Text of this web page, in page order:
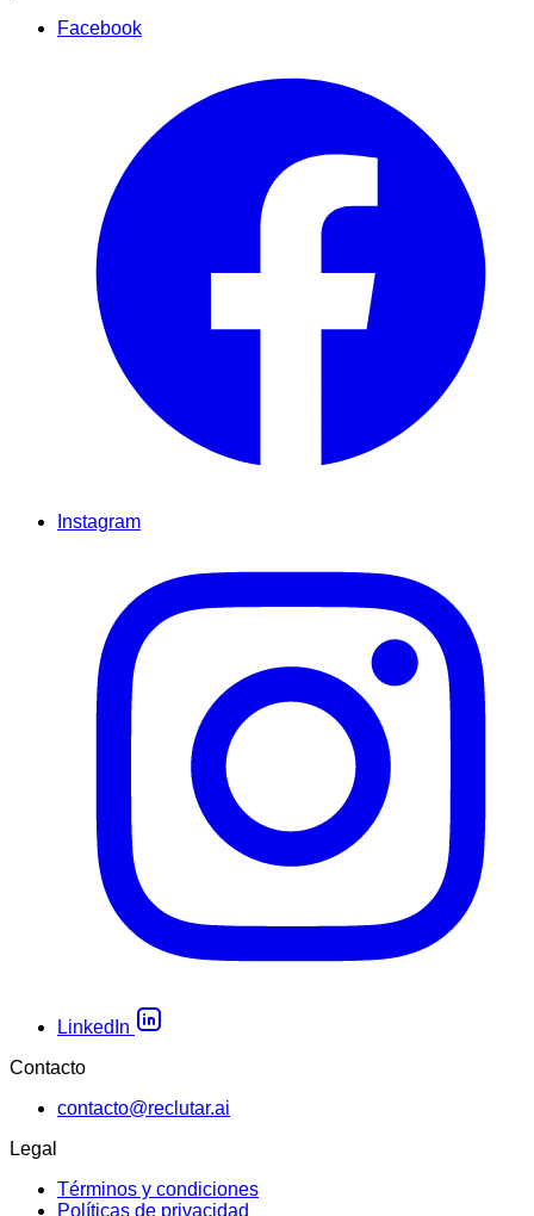
Facebook
Instagram
LinkedIn
Contacto
contacto@reclutar.ai
Legal
Términos y condiciones
Políticas de privacidad